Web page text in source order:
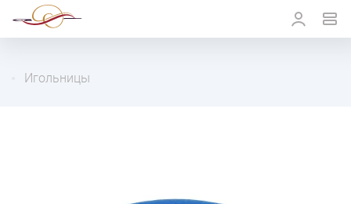
Игольницы